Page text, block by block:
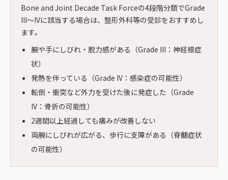
Bone and Joint Decade Task Forceの4段階分類でGrade
III〜IVに該当する場合は、整形外科等の受診をおすすめし
ます。
腕や手にしびれ・脱力感がある（Grade III：神経根症
状）
発熱を伴っている（Grade IV：感染症の可能性）
転倒・衝突など外力を受けた後に発症した（Grade
IV：骨折の可能性）
2週間以上経過しても痛みが改善しない
両腕にしびれが広がる、歩行に支障がある（脊髄症状
の可能性）